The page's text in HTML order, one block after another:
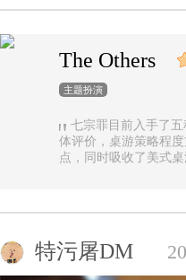
The Others
主题扮演
七宗罪目前入手了
体评价，桌游策略程
点，同时吸收了美式
事推进，化身降临，
罪恶中最有气势的，
特污屠DM